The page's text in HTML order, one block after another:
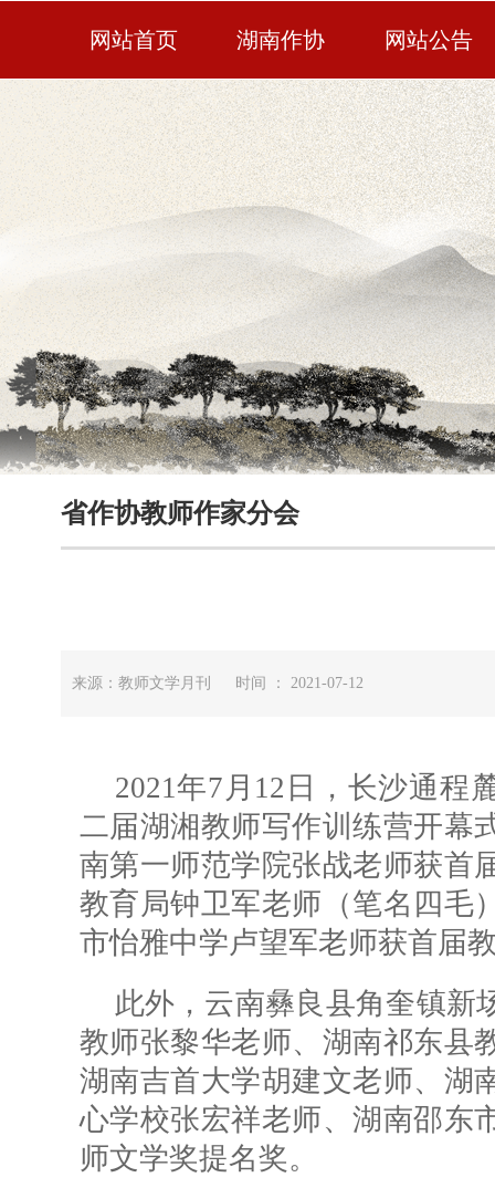
网站首页 湖南作协 网站公告
省作协教师作家分会
来源：教师文学月刊 时间 ： 2021-07-12
2021年7月12日，长沙通程
二届湖湘教师写作训练营开幕
南第一师范学院张战老师获首
教育局钟卫军老师（笔名四毛
市怡雅中学卢望军老师获首届
此外，云南彝良县角奎镇新
教师张黎华老师、湖南祁东县
湖南吉首大学胡建文老师、湖
心学校张宏祥老师、湖南邵东
师文学奖提名奖。